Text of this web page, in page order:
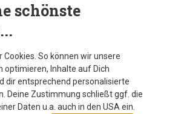
BEKLEIDUNG
schönste
Cookies. So können wir unsere
optimieren, Inhalte auf Dich
dir entsprechend personalisierte
Deine Zustimmung schließt ggf. die
Daten u.a. auch in den USA ein.